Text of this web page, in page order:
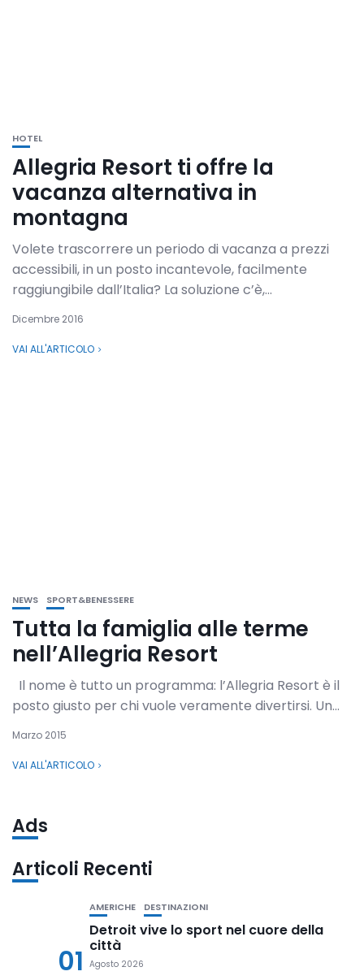
HOTEL
Allegria Resort ti offre la
vacanza alternativa in
montagna
Volete trascorrere un periodo di vacanza a prezzi
accessibili, in un posto incantevole, facilmente
raggiungibile dall’Italia? La soluzione c’è,...
Dicembre 2016
VAI ALL'ARTICOLO
NEWS SPORT&BENESSERE
Tutta la famiglia alle terme
nell’Allegria Resort
Il nome è tutto un programma: l’Allegria Resort è il
posto giusto per chi vuole veramente divertirsi. Un...
Marzo 2015
VAI ALL'ARTICOLO
Ads
Articoli Recenti
01
AMERICHE DESTINAZIONI
Detroit vive lo sport nel cuore della
città
Agosto 2026